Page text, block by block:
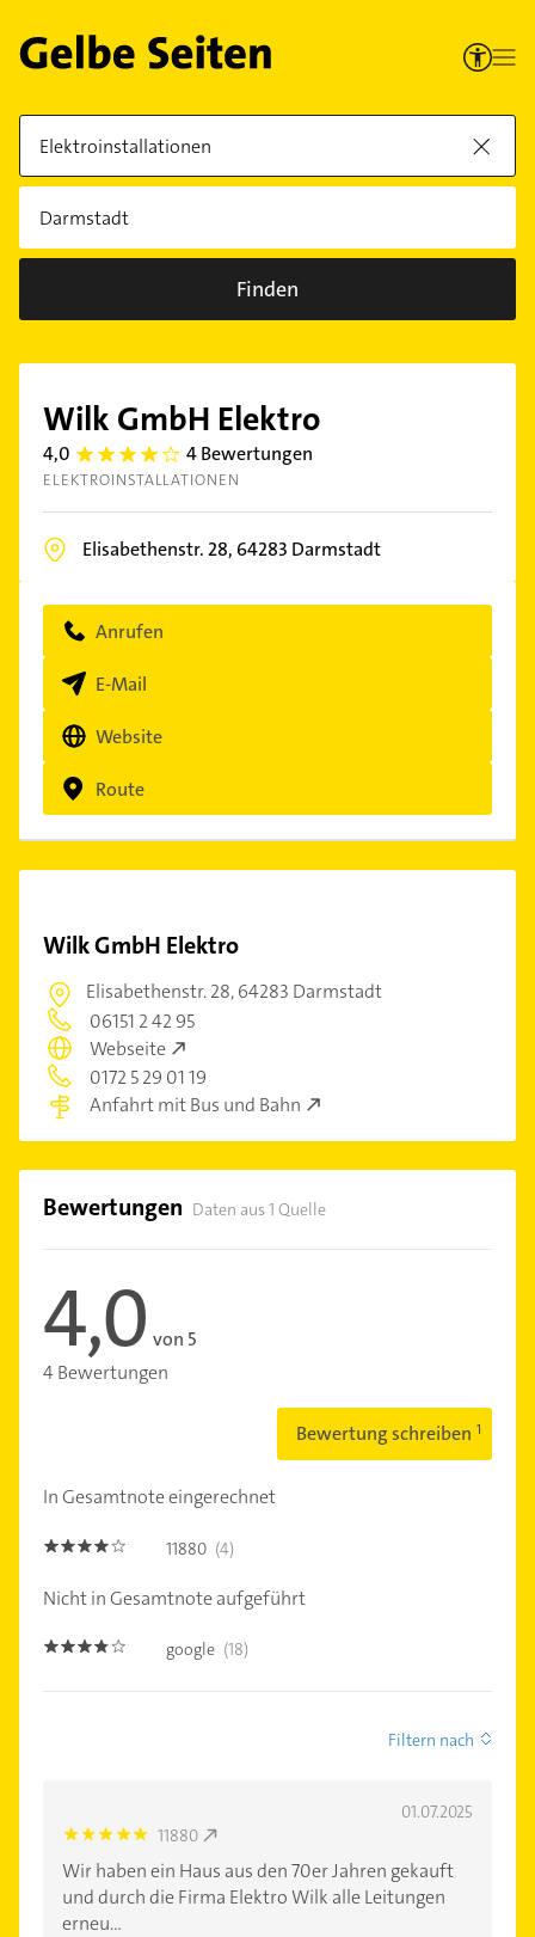
Finden
Wilk GmbH Elektro
4,0 4.0 4 Bewertungen
ELEKTROINSTALLATIONEN
Elisabethenstr. 28, 64283 Darmstadt
Anrufen
E-Mail
Website
Route
Wilk GmbH Elektro
Elisabethenstr. 28,64283 Darmstadt
06151 2 42 95
Webseite
0172 5 29 01 19
Anfahrt mit Bus und Bahn
Bewertungen Daten aus 1 Quelle
4,0 von 5
4 Bewertungen
Bewertung schreiben
In Gesamtnote eingerechnet
4.0 11880 (4)
Nicht in Gesamtnote aufgeführt
3.7 google (18)
Filtern nach
01.07.2025
5.0 11880
Wir haben ein Haus aus den 70er Jahren gekauft
und durch die Firma Elektro Wilk alle Leitungen
erneu...